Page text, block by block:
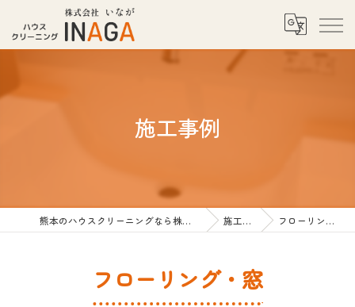
施工事例
熊本のハウスクリーニングなら株式会社INAGA 施工事例 フローリング・窓
フローリング・窓